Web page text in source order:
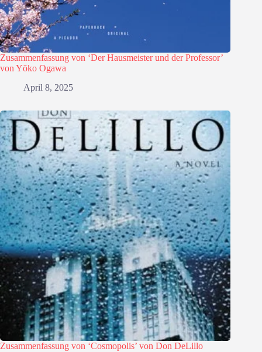
Zusammenfassung von ‘Der Hausmeister und der Professor’
von Yōko Ogawa
April 8, 2025
Zusammenfassung von ‘Cosmopolis’ von Don DeLillo